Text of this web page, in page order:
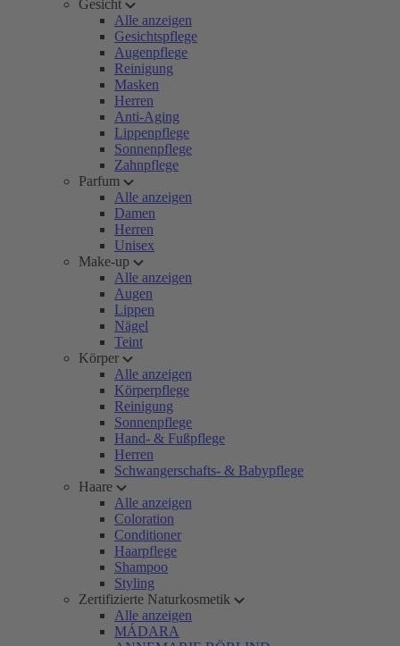
Gesicht
Alle anzeigen
Gesichtspflege
Augenpflege
Reinigung
Masken
Herren
Anti-Aging
Lippenpflege
Sonnenpflege
Zahnpflege
Parfum
Alle anzeigen
Damen
Herren
Unisex
Make-up
Alle anzeigen
Augen
Lippen
Nägel
Teint
Körper
Alle anzeigen
Körperpflege
Reinigung
Sonnenpflege
Hand- & Fußpflege
Herren
Schwangerschafts- & Babypflege
Haare
Alle anzeigen
Coloration
Conditioner
Haarpflege
Shampoo
Styling
Zertifizierte Naturkosmetik
Alle anzeigen
MÁDARA